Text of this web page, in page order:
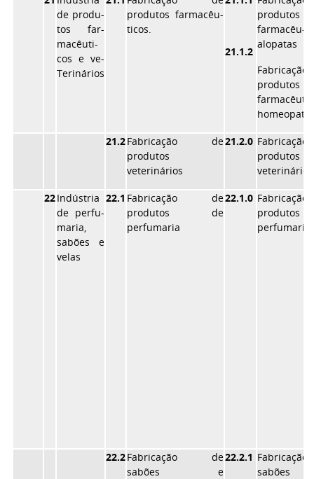
de produ-
tos far-
macêuti-
cos e ve-
Terinários
produtos farmacêu-
ticos.
21.1.2
produtos
farmacêu-
alopatas
produtos
21.2Fabricação de
produtos
veterinários
21.2.0
produtos
veterinários
22Indústria
de perfu-
maria,
sabões e
velas
22.1 Fabricação de
produtos de
perfumaria
22.1.0
perfumaria
22.2Fabricação de
sabões e
22.2.1